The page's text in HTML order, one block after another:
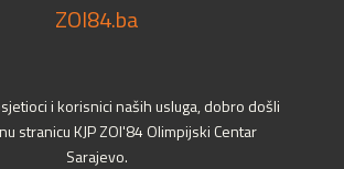
ZOI84.ba
i korisnici naših usluga, dobro došli
stranicu KJP ZOI'84 Olimpijski Centar
Sarajevo.